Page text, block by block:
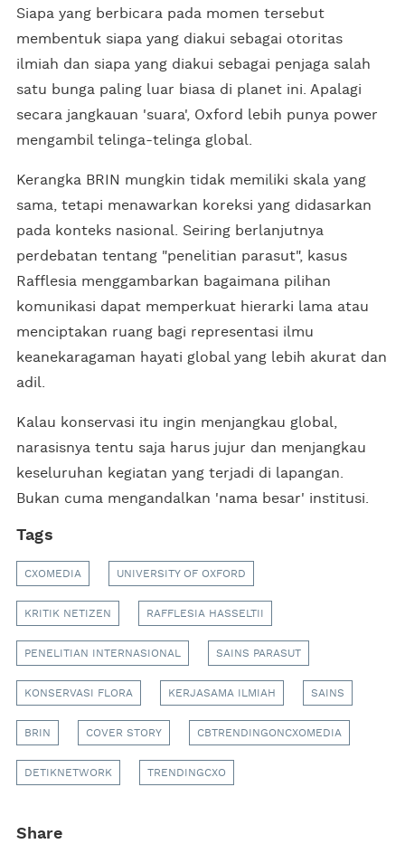
Siapa yang berbicara pada momen tersebut
membentuk siapa yang diakui sebagai otoritas
ilmiah dan siapa yang diakui sebagai penjaga salah
satu bunga paling luar biasa di planet ini. Apalagi
secara jangkauan 'suara', Oxford lebih punya power
mengambil telinga-telinga global.
Kerangka BRIN mungkin tidak memiliki skala yang
sama, tetapi menawarkan koreksi yang didasarkan
pada konteks nasional. Seiring berlanjutnya
perdebatan tentang "penelitian parasut", kasus
Rafflesia menggambarkan bagaimana pilihan
komunikasi dapat memperkuat hierarki lama atau
menciptakan ruang bagi representasi ilmu
keanekaragaman hayati global yang lebih akurat dan
adil.
Kalau konservasi itu ingin menjangkau global,
narasisnya tentu saja harus jujur dan menjangkau
keseluruhan kegiatan yang terjadi di lapangan.
Bukan cuma mengandalkan 'nama besar' institusi.
Tags
CXOMEDIA UNIVERSITY OF OXFORD
KRITIK NETIZEN RAFFLESIA HASSELTII
PENELITIAN INTERNASIONAL SAINS PARASUT
KONSERVASI FLORA KERJASAMA ILMIAH SAINS
BRIN COVER STORY CBTRENDINGONCXOMEDIA
DETIKNETWORK TRENDINGCXO
Share